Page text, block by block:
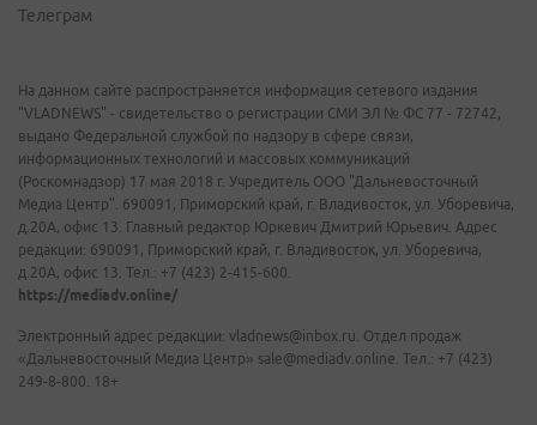
Телеграм
На данном сайте распространяется информация сетевого издания
"VLADNEWS" - свидетельство о регистрации СМИ ЭЛ № ФС 77 - 72742,
выдано Федеральной службой по надзору в сфере связи,
информационных технологий и массовых коммуникаций
(Роскомнадзор) 17 мая 2018 г. Учредитель ООО "Дальневосточный
Медиа Центр". 690091, Приморский край, г. Владивосток, ул. Уборевича,
д.20А, офис 13. Главный редактор Юркевич Дмитрий Юрьевич. Адрес
редакции: 690091, Приморский край, г. Владивосток, ул. Уборевича,
д.20А, офис 13. Тел.: +7 (423) 2-415-600.
https://mediadv.online/
Электронный адрес редакции: vladnews@inbox.ru. Отдел продаж
«Дальневосточный Медиа Центр» sale@mediadv.online. Тел.: +7 (423)
249-8-800. 18+